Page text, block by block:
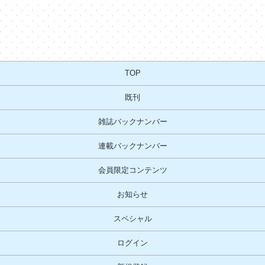
TOP
既刊
雑誌バックナンバー
連載バックナンバー
会員限定コンテンツ
お知らせ
スペシャル
ログイン